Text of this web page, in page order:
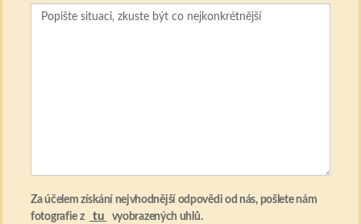
Za účelem získání nejvhodnější odpovědi od nás, pošlete nám
fotografie z
tu vyobrazených uhlů.